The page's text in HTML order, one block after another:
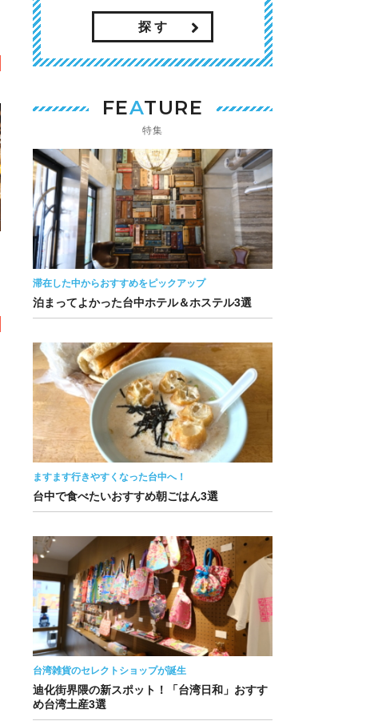
探 す
FEATURE
特集
滞在した中からおすすめをピックアップ
泊まってよかった台中ホテル＆ホステル3選
ますます行きやすくなった台中へ！
台中で食べたいおすすめ朝ごはん3選
台湾雑貨のセレクトショップが誕生
迪化街界隈の新スポット！「台湾日和」おすす
め台湾土産3選